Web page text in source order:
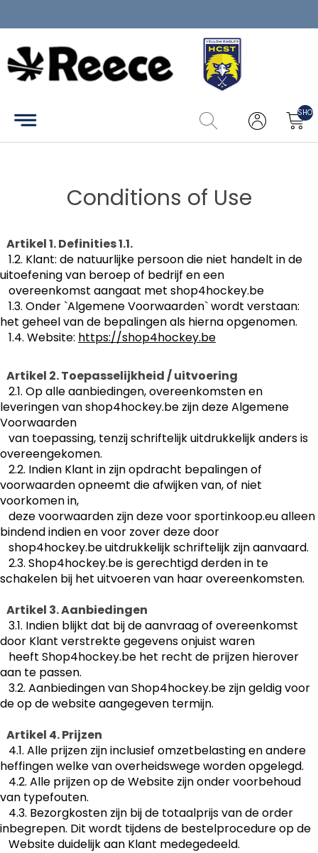
Home
Clubkledij
Catalogus
Mijn
account
Contact
Conditions of Use
Artikel 1. Definities 1.1.
1.2. Klant: de natuurlijke persoon die niet handelt in de
uitoefening van beroep of bedrijf en een
overeenkomst aangaat met shop4hockey.be
1.3. Onder `Algemene Voorwaarden` wordt verstaan:
het geheel van de bepalingen als hierna opgenomen.
1.4. Website: https://shop4hockey.be
Artikel 2. Toepasselijkheid / uitvoering
2.1. Op alle aanbiedingen, overeenkomsten en
leveringen van shop4hockey.be zijn deze Algemene
Voorwaarden
van toepassing, tenzij schriftelijk uitdrukkelijk anders is
overeengekomen.
2.2. Indien Klant in zijn opdracht bepalingen of
voorwaarden opneemt die afwijken van, of niet
voorkomen in,
deze voorwaarden zijn deze voor sportinkoop.eu alleen
bindend indien en voor zover deze door
shop4hockey.be uitdrukkelijk schriftelijk zijn aanvaard.
2.3. Shop4hockey.be is gerechtigd derden in te
schakelen bij het uitvoeren van haar overeenkomsten.
Artikel 3. Aanbiedingen
3.1. Indien blijkt dat bij de aanvraag of overeenkomst
door Klant verstrekte gegevens onjuist waren
heeft Shop4hockey.be het recht de prijzen hierover
aan te passen.
3.2. Aanbiedingen van Shop4hockey.be zijn geldig voor
de op de website aangegeven termijn.
Artikel 4. Prijzen
4.1. Alle prijzen zijn inclusief omzetbelasting en andere
heffingen welke van overheidswege worden opgelegd.
4.2. Alle prijzen op de Website zijn onder voorbehoud
van typefouten.
4.3. Bezorgkosten zijn bij de totaalprijs van de order
inbegrepen. Dit wordt tijdens de bestelprocedure op de
Website duidelijk aan Klant medegedeeld.